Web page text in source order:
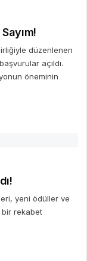
düzenlenen
açıldı.
öneminin
yeni ödüller ve
bir rekabet